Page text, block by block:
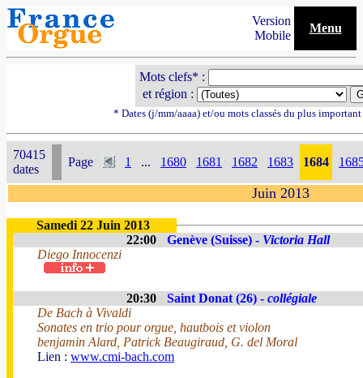
Version
Mobile
Menu
Mots clefs* :
et région :
* Dates (j/mm/aaaa) et/ou mots classés du plus
70415
dates
Page 1 ... 1680 1681 1682 1683 1684
Juin 2013
Samedi 22 Juin 2013
22:00
Genève (Suisse) - Victoria Hall
Diego Innocenzi
20:30 Saint Donat (26) - collégiale
De Bach à Vivaldi
Sonates en trio pour orgue, hautbois et violon
benjamin Alard, Patrick Beaugiraud, G. del Moral
Lien : www.cmi-bach.com